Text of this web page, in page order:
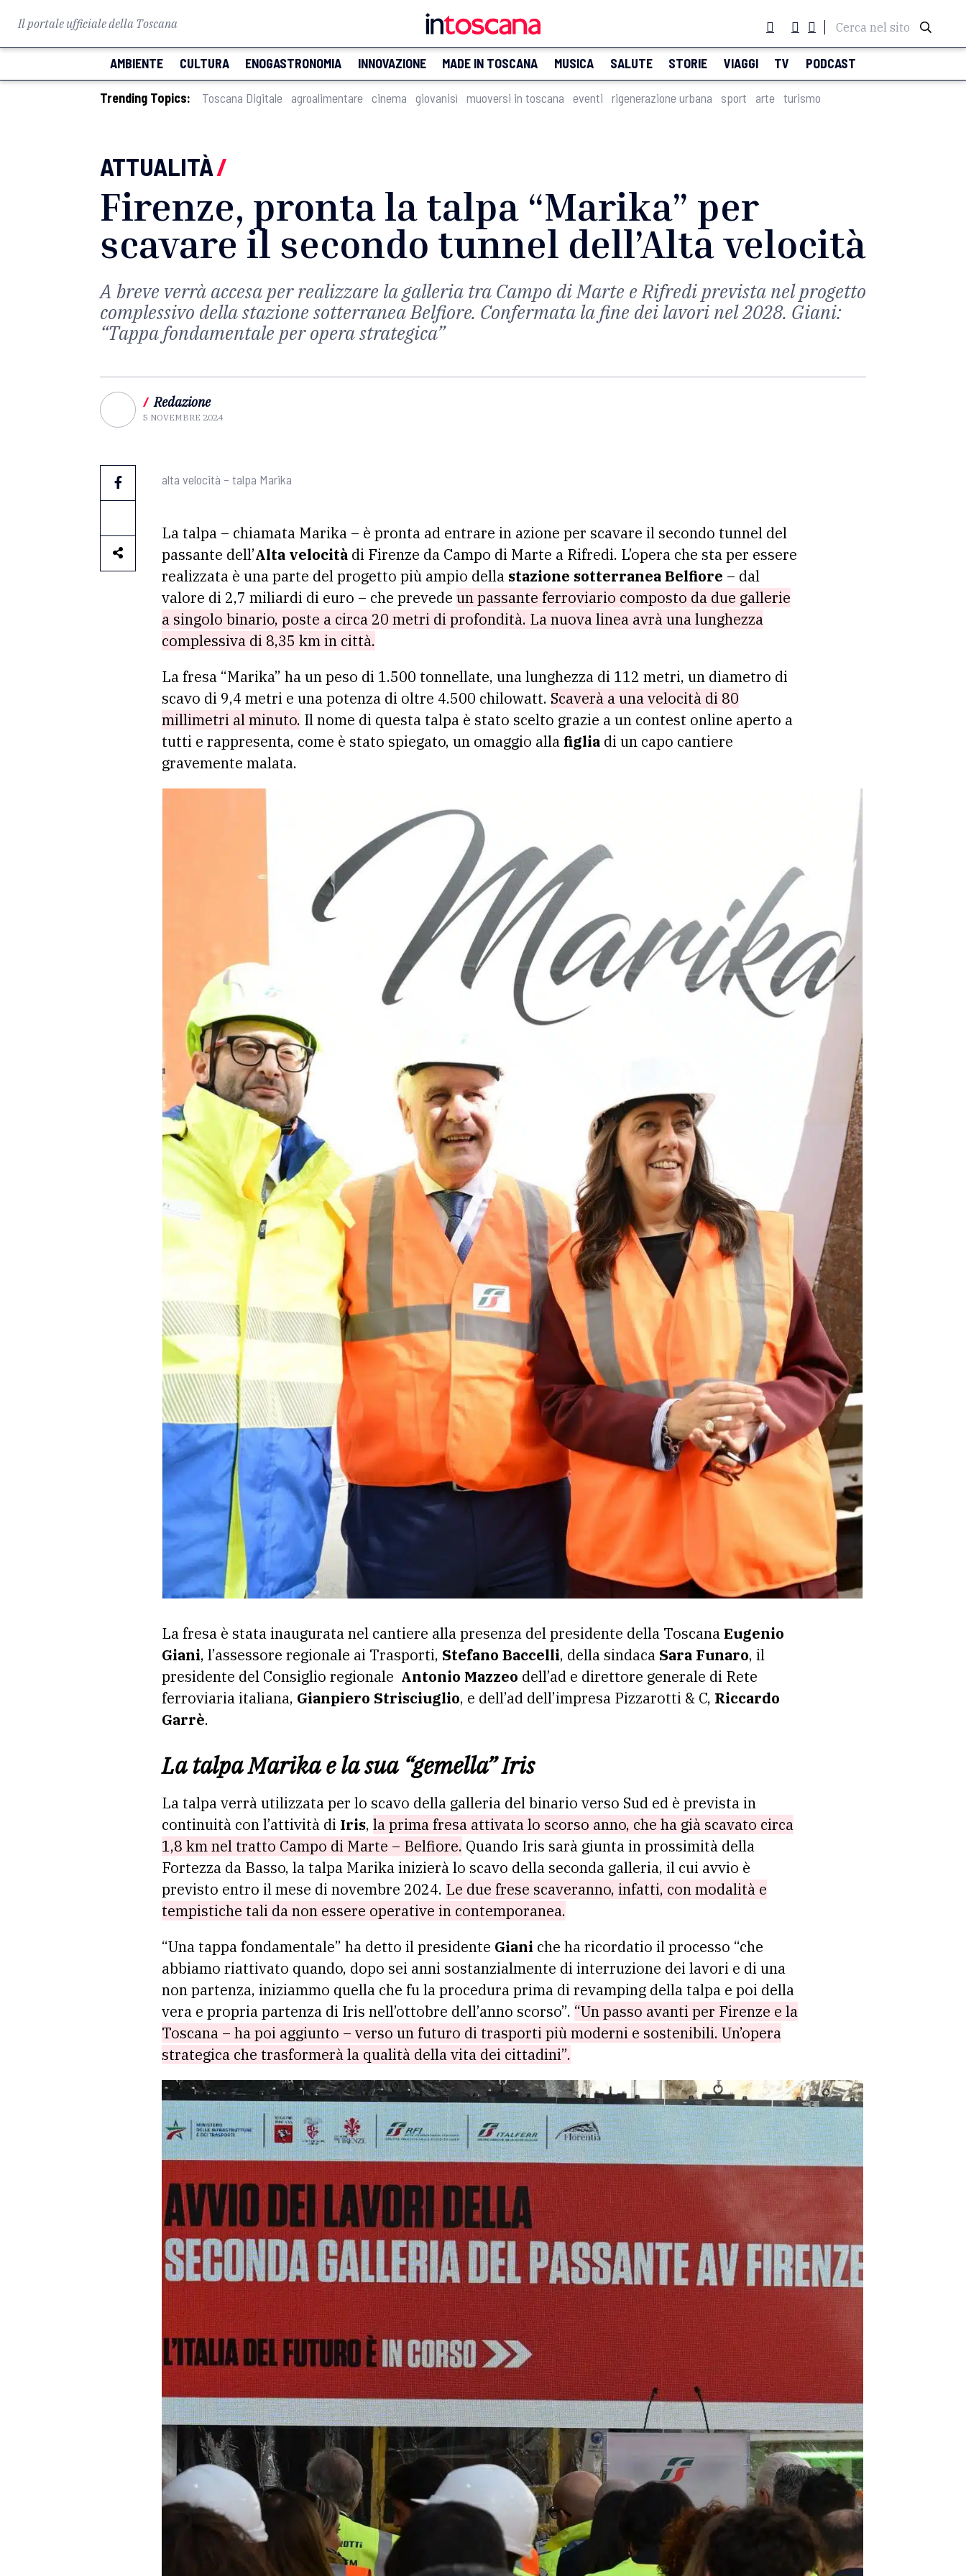
Il portale ufficiale della Toscana Cerca nel sito
AMBIENTE CULTURA ENOGASTRONOMIA INNOVAZIONE MADE IN TOSCANA MUSICA SALUTE STORIE VIAGGI TV PODCAST
Trending Topics: Toscana Digitale agroalimentare cinema giovanisì muoversi in toscana eventi rigenerazione urbana sport arte turismo
ATTUALITÀ/
Firenze, pronta la talpa “Marika” per
scavare il secondo tunnel dell’Alta velocità
A breve verrà accesa per realizzare la galleria tra Campo di Marte e Rifredi prevista nel progetto
complessivo della stazione sotterranea Belfiore. Confermata la fine dei lavori nel 2028. Giani:
“Tappa fondamentale per opera strategica”
/ Redazione
5 NOVEMBRE 2024
alta velocità – talpa Marika
La talpa – chiamata Marika – è pronta ad entrare in azione per scavare il secondo tunnel del
passante dell’Alta velocità di Firenze da Campo di Marte a Rifredi. L’opera che sta per essere
realizzata è una parte del progetto più ampio della stazione sotterranea Belfiore – dal
valore di 2,7 miliardi di euro – che prevede un passante ferroviario composto da due gallerie
a singolo binario, poste a circa 20 metri di profondità. La nuova linea avrà una lunghezza
complessiva di 8,35 km in città.
La fresa “Marika” ha un peso di 1.500 tonnellate, una lunghezza di 112 metri, un diametro di
scavo di 9,4 metri e una potenza di oltre 4.500 chilowatt. Scaverà a una velocità di 80
millimetri al minuto. Il nome di questa talpa è stato scelto grazie a un contest online aperto a
tutti e rappresenta, come è stato spiegato, un omaggio allafiglia di un capo cantiere
gravemente malata.
La fresa è stata inaugurata nel cantiere alla presenza del presidente della ToscanaEugenio
Giani, l’assessore regionale ai Trasporti, Stefano Baccelli, della sindaca Sara Funaro, il
presidente del Consiglio regionale Antonio Mazzeo dell’ad e direttore generale di Rete
ferroviaria italiana, Gianpiero Strisciuglio, e dell’ad dell’impresa Pizzarotti & C, Riccardo
Garrè.
La talpa Marika e la sua “gemella” Iris
La talpa verrà utilizzata per lo scavo della galleria del binario verso Sud ed è prevista in
continuità con l’attività di Iris, la prima fresa attivata lo scorso anno, che ha già scavato circa
1,8 km nel tratto Campo di Marte – Belfiore. Quando Iris sarà giunta in prossimità della
Fortezza da Basso, la talpa Marika inizierà lo scavo della seconda galleria, il cui avvio è
previsto entro il mese di novembre 2024. Le due frese scaveranno, infatti, con modalità e
tempistiche tali da non essere operative in contemporanea.
“Una tappa fondamentale” ha detto il presidente Giani che ha ricordatio il processo “che
abbiamo riattivato quando, dopo sei anni sostanzialmente di interruzione dei lavori e di una
non partenza, iniziammo quella che fu la procedura prima di revamping della talpa e poi della
vera e propria partenza di Iris nell’ottobre dell’anno scorso”. “Un passo avanti per Firenze e la
Toscana – ha poi aggiunto – verso un futuro di trasporti più moderni e sostenibili. Un’opera
strategica che trasformerà la qualità della vita dei cittadini”.